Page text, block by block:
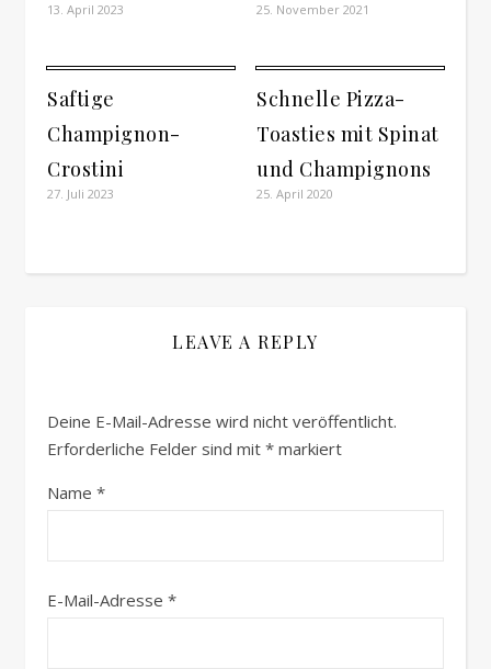
13. April 2023 25. November 2021
Saftige
Champignon-
Crostini
27. Juli 2023
Schnelle Pizza-
Toasties mit Spinat
und Champignons
25. April 2020
LEAVE A REPLY
Deine E-Mail-Adresse wird nicht veröffentlicht.
Erforderliche Felder sind mit * markiert
Name *
E-Mail-Adresse *